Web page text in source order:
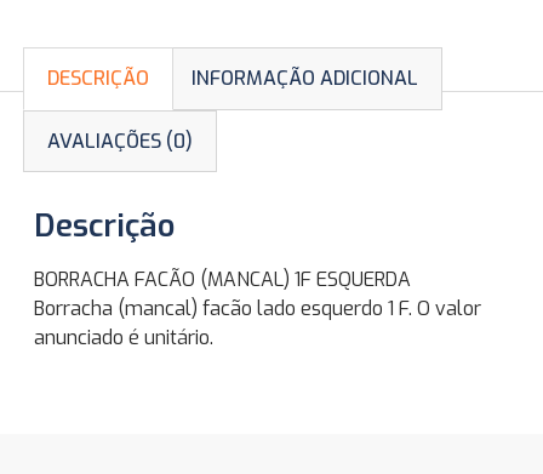
DESCRIÇÃO INFORMAÇÃO ADICIONAL
AVALIAÇÕES (0)
Descrição
BORRACHA FACÃO (MANCAL) 1F ESQUERDA
Borracha (mancal) facão lado esquerdo 1 F. O valor
anunciado é unitário.